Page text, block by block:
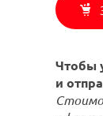
Чтобы
и